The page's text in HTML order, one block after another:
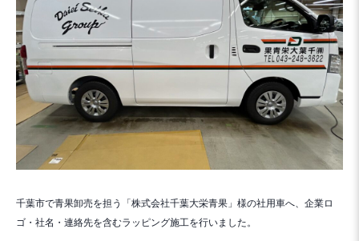
千葉市で青果卸売を担う「株式会社千葉大栄青果」様の社用車へ、企業ロ
ゴ・社名・連絡先を含むラッピング施工を行いました。